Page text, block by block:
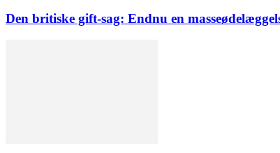
Den britiske gift-sag: Endnu en